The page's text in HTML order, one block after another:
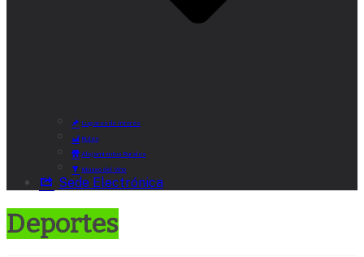
Lugares de Interés
Rutas
Alojamientos Rurales
Museo del Vino
Sede Electrónica
Deportes